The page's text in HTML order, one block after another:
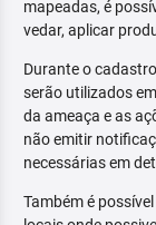
mapeadas, é
vedar, aplicar
Durante o
serão utilizados
da ameaça e as
não emitir
necessárias em
Também é